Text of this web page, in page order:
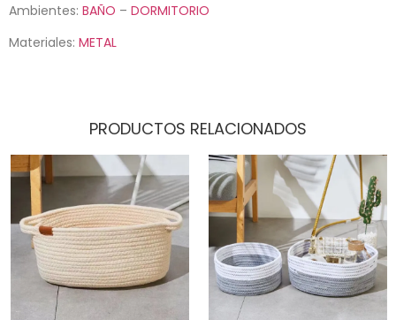
Ambientes: BAÑO – DORMITORIO
Materiales: METAL
PRODUCTOS RELACIONADOS